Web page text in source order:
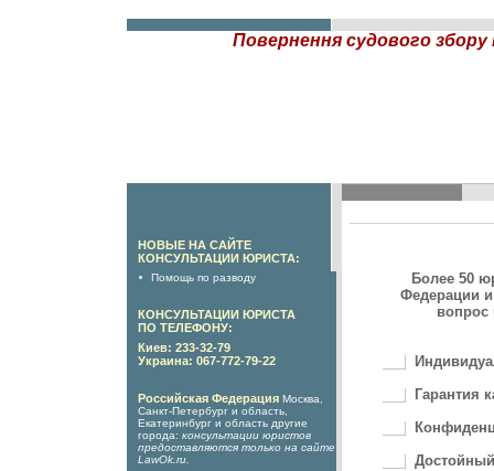
Повернення судового збору
НОВЫЕ НА САЙТЕ
КОНСУЛЬТАЦИИ ЮРИСТА:
Помощь по разводу
КОНСУЛЬТАЦИИ ЮРИСТА
ПО ТЕЛЕФОНУ:
Киев: 233-32-79
Украина: 067-772-79-22
Российская Федерация Москва,
Санкт-Петербург и область,
Екатеринбург и область другие
города: консультации юристов
предоставляются только на сайте
LawOk.ru
Более 50
Федерации
вопрос
Гарантия